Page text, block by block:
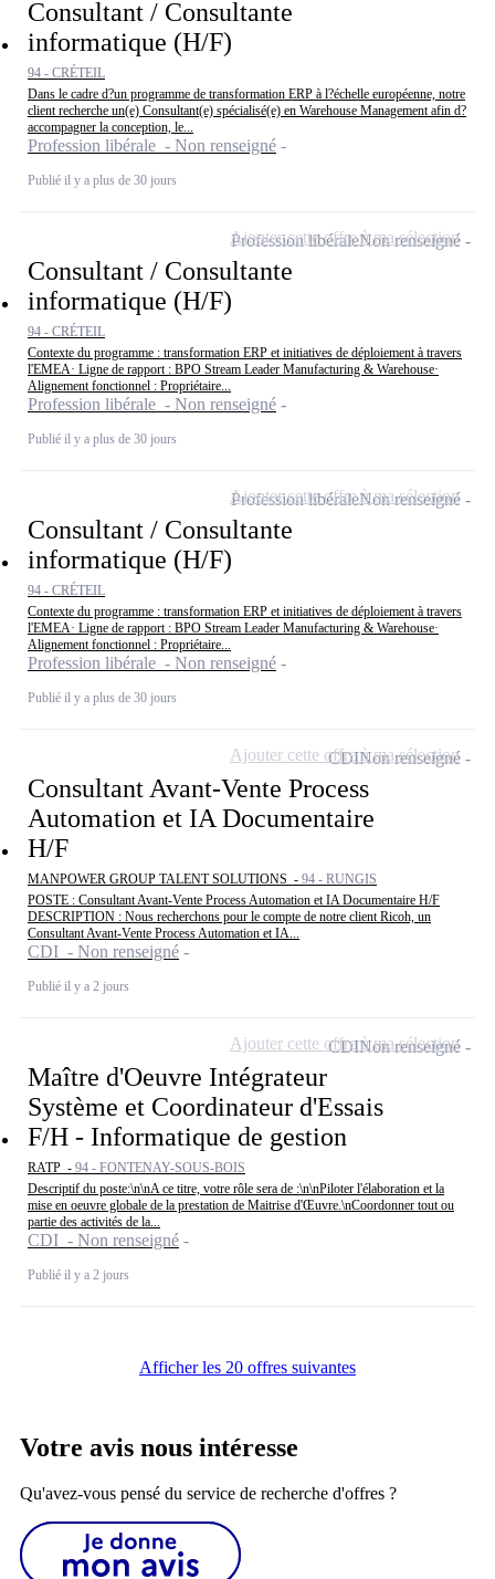
Consultant / Consultante
informatique (H/F)
94 - CRÉTEIL
Dans le cadre d?un programme de transformation ERP à l?échelle européenne, notre
client recherche un(e) Consultant(e) spécialisé(e) en Warehouse Management afin d?
accompagner la conception, le...
Profession libérale - Non renseigné
Publié il y a plus de 30 jours
Consultant / Consultante
informatique (H/F)
94 - CRÉTEIL
Contexte du programme : transformation ERP et initiatives de déploiement à travers
l'EMEA· Ligne de rapport : BPO Stream Leader Manufacturing & Warehouse·
Alignement fonctionnel : Propriétaire...
Profession libérale - Non renseigné
Publié il y a plus de 30 jours
Profession libéraleNon renseigné
Ajouter cette offre à ma sélection
Consultant / Consultante
informatique (H/F)
94 - CRÉTEIL
Contexte du programme : transformation ERP et initiatives de déploiement à travers
l'EMEA· Ligne de rapport : BPO Stream Leader Manufacturing & Warehouse·
Alignement fonctionnel : Propriétaire...
Profession libérale - Non renseigné
Publié il y a plus de 30 jours
Profession libéraleNon renseigné
Ajouter cette offre à ma sélection
Consultant Avant-Vente Process
Automation et IA Documentaire
H/F
MANPOWER GROUP TALENT SOLUTIONS - 94 - RUNGIS
POSTE : Consultant Avant-Vente Process Automation et IA Documentaire H/F
DESCRIPTION : Nous recherchons pour le compte de notre client Ricoh, un
Consultant Avant-Vente Process Automation et IA...
CDI - Non renseigné
Publié il y a 2 jours
CDINon renseigné
Ajouter cette offre à ma sélection
Maître d'Oeuvre Intégrateur
Système et Coordinateur d'Essais
F/H - Informatique de gestion
RATP - 94 - FONTENAY-SOUS-BOIS
Descriptif du poste:\n\nA ce titre, votre rôle sera de :\n\nPiloter l'élaboration et la
mise en oeuvre globale de la prestation de Maitrise d'Œuvre.\nCoordonner tout ou
partie des activités de la...
CDI - Non renseigné
Publié il y a 2 jours
CDINon renseigné
Ajouter cette offre à ma sélection
Afficher les 20 offres suivantes
Votre avis nous intéresse
Qu'avez-vous pensé du service de recherche d'offres ?